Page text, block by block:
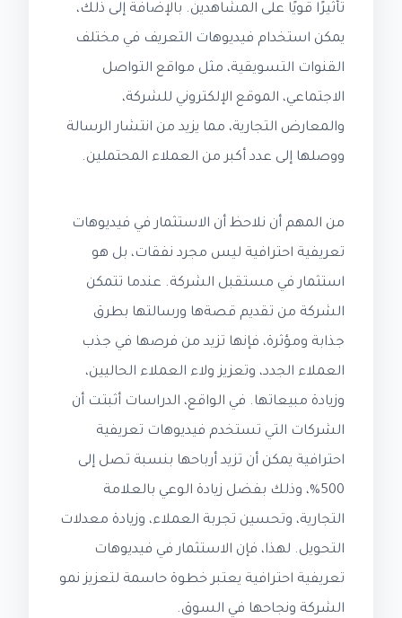
تأثيرًا قويًا على المشاهدين. بالإضافة إلى ذلك،
يمكن استخدام فيديوهات التعريف في مختلف
القنوات التسويقية، مثل مواقع التواصل
الاجتماعي، الموقع الإلكتروني للشركة،
والمعارض التجارية، مما يزيد من انتشار الرسالة
ووصلها إلى عدد أكبر من العملاء المحتملين.
من المهم أن نلاحظ أن الاستثمار في فيديوهات
تعريفية احترافية ليس مجرد نفقات، بل هو
استثمار في مستقبل الشركة. عندما تتمكن
الشركة من تقديم قصةها ورسالتها بطرق
جذابة ومؤثرة، فإنها تزيد من فرصها في جذب
العملاء الجدد، وتعزيز ولاء العملاء الحاليين،
وزيادة مبيعاتها. في الواقع، الدراسات أثبتت أن
الشركات التي تستخدم فيديوهات تعريفية
احترافية يمكن أن تزيد أرباحها بنسبة تصل إلى
500%، وذلك بفضل زيادة الوعي بالعلامة
التجارية، وتحسين تجربة العملاء، وزيادة معدلات
التحويل. لهذا، فإن الاستثمار في فيديوهات
تعريفية احترافية يعتبر خطوة حاسمة لتعزيز نمو
الشركة ونجاحها في السوق.